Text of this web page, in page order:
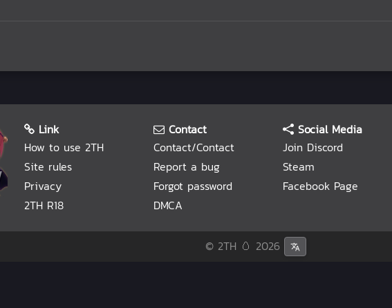
Link
How to use 2TH
Site rules
Privacy
2TH R18
Contact
Contact/Contact
Report a bug
Forgot password
DMCA
Social Media
Join Discord
Steam
Facebook Page
© 2TH 🥚 2026